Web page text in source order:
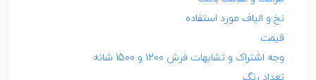
نخ و الیاف مورد استفاده
قیمت
وجه اشتراک و تشابهات فرش 1200 و 1500 شانه